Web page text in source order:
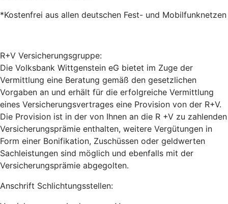
*Kostenfrei aus allen deutschen Fest- und Mobilfunknetzen
R+V Versicherungsgruppe:
Die Volksbank Wittgenstein eG bietet im Zuge der
Vermittlung eine Beratung gemäß den gesetzlichen
Vorgaben an und erhält für die erfolgreiche Vermittlung
eines Versicherungsvertrages eine Provision von der R+V.
Die Provision ist in der von Ihnen an die R +V zu zahlenden
Versicherungsprämie enthalten, weitere Vergütungen in
Form einer Bonifikation, Zuschüssen oder geldwerten
Sachleistungen sind möglich und ebenfalls mit der
Versicherungsprämie abgegolten.
Anschrift Schlichtungsstellen: